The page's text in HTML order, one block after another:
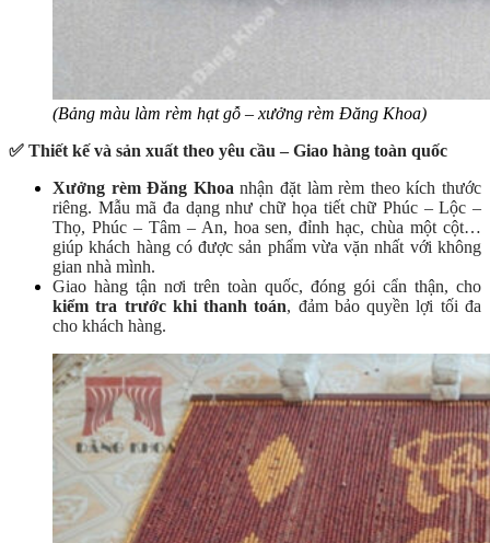
(Bảng màu làm rèm hạt gỗ – xưởng rèm Đăng Khoa)
✅ Thiết kế và sản xuất theo yêu cầu – Giao hàng toàn quốc
Xưởng rèm Đăng Khoa nhận đặt làm rèm theo kích thước
riêng. Mẫu mã đa dạng như chữ họa tiết chữ Phúc – Lộc –
Thọ, Phúc – Tâm – An, hoa sen, đỉnh hạc, chùa một cột…
giúp khách hàng có được sản phẩm vừa vặn nhất với không
gian nhà mình.
Giao hàng tận nơi trên toàn quốc, đóng gói cẩn thận, cho
kiểm tra trước khi thanh toán, đảm bảo quyền lợi tối đa
cho khách hàng.